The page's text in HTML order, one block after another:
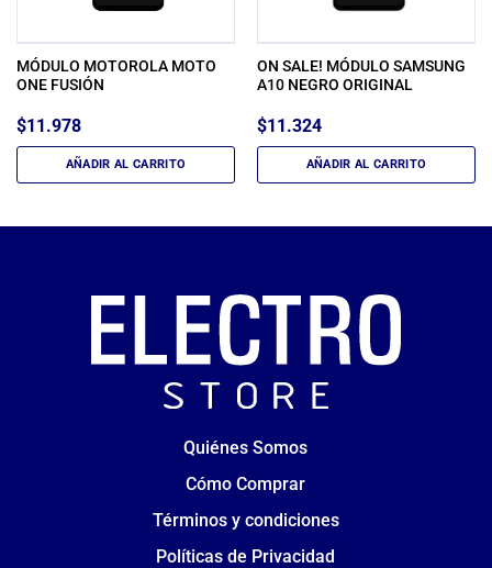
MÓDULO MOTOROLA MOTO
ONE FUSIÓN
$11.978
AÑADIR AL CARRITO
ON SALE! MÓDULO SAMSUNG
A10 NEGRO ORIGINAL
$11.324
AÑADIR AL CARRITO
Quiénes Somos
Cómo Comprar
Términos y condiciones
Políticas de Privacidad